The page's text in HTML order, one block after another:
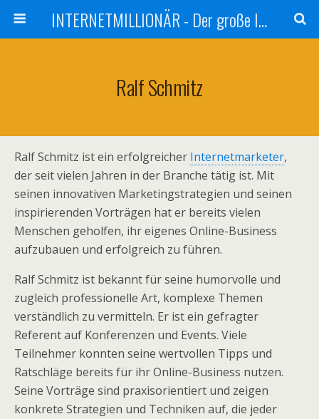
INTERNETMILLIONÄR - Der große Internetmarketer Vergleich
Ralf Schmitz
Ralf Schmitz ist ein erfolgreicher Internetmarketer,
der seit vielen Jahren in der Branche tätig ist. Mit
seinen innovativen Marketingstrategien und seinen
inspirierenden Vorträgen hat er bereits vielen
Menschen geholfen, ihr eigenes Online-Business
aufzubauen und erfolgreich zu führen.
Ralf Schmitz ist bekannt für seine humorvolle und
zugleich professionelle Art, komplexe Themen
verständlich zu vermitteln. Er ist ein gefragter
Referent auf Konferenzen und Events. Viele
Teilnehmer konnten seine wertvollen Tipps und
Ratschläge bereits für ihr Online-Business nutzen.
Seine Vorträge sind praxisorientiert und zeigen
konkrete Strategien und Techniken auf, die jeder